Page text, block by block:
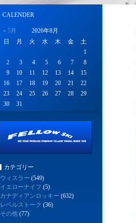
CALENDER
2026年8月
日
月 火 水 木 金 土
« 5月
1
2
3 4 5 6 7
8
9
10 11 12 13 14
15
16
17 18 19 20 21
22
23
24 25 26 27 28
29
30
31
カテゴリー
ウィスラー (549)
イエローナイフ (5)
カナディアンロッキー (632)
レベルストーク (36)
その他 (77)